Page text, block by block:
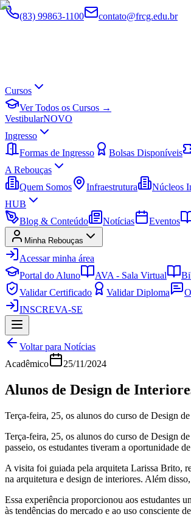
(83) 99863-1100 contato@frcg.edu.br
Cursos
Ver Todos os Cursos →
VestibularNOVO
Ingresso
Formas de Ingresso
Bolsas Disponíveis
A Rebouças
Quem Somos
Infraestrutura Núcleos
HUB
Blog & Conteúdo
Notícias Eventos
Minha Rebouças
Acessar minha área
Portal do Aluno
AVA - Sala Virtual
Validar Certificado
Validar Diploma
INSCREVA-SE
Voltar para Notícias
Acadêmico
25/11/2024
Alunos de Design de
Terça-feira, 25, os alunos do curso de Design
Terça-feira, 25, os alunos do curso de Design
passeio, os estudantes tiveram a oportunidade
A visita foi guiada pela arquiteta Larissa Brito,
na arquitetura e design de interiores. Além
Essa experiência proporcionou aos estudantes
às tendências do mercado e ao uso consciente